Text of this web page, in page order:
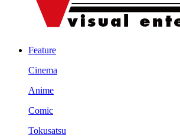
Feature
Cinema
Anime
Comic
Tokusatsu